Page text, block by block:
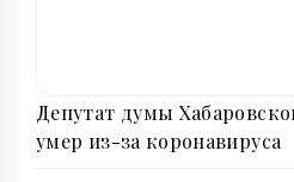
Депутат думы
умер из-за коронавируса